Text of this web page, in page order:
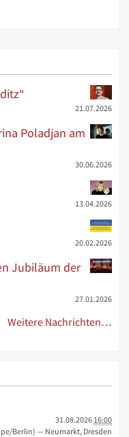
21.07.2026
Poladjan am
30.06.2026
13.04.2026
20.02.2026
Jubiläum der
27.01.2026
Weitere Nachrichten…
31.08.2026 16:00
Berlin)— Neumarkt, Dresden